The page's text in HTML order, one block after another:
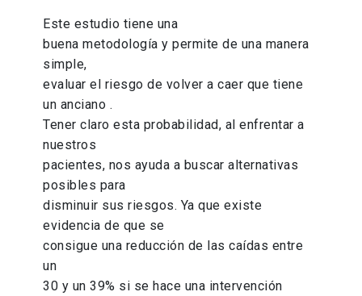
Este estudio tiene una
buena metodología y permite de una manera
simple,
evaluar el riesgo de volver a caer que tiene
un anciano .
Tener claro esta probabilidad, al enfrentar a
nuestros
pacientes, nos ayuda a buscar alternativas
posibles para
disminuir sus riesgos. Ya que existe
evidencia de que se
consigue una reducción de las caídas entre
un
30 y un 39% si se hace una intervención